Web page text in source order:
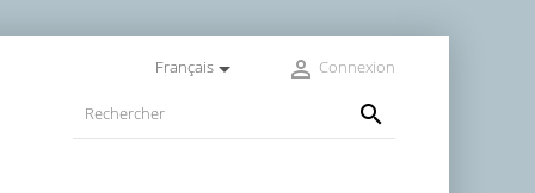
Français  Connexion
